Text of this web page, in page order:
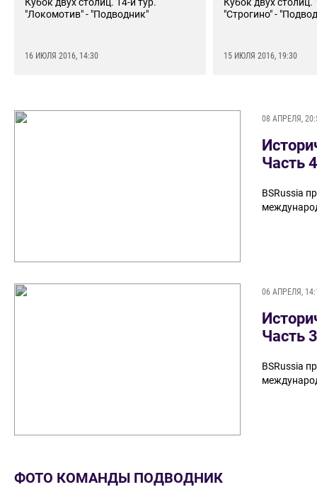
"Локомотив" - "Подводник"
16 ИЮЛЯ 2016, 14:30
"Строгино" -
15 ИЮЛЯ 2016, 19:30
08 АПРЕЛЯ,
Часть 4
BSRussia
06 АПРЕЛЯ,
Часть 3
BSRussia
ФОТО КОМАНДЫ ПОДВОДНИК